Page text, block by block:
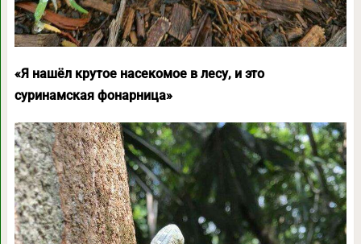
«Я нашёл крутое насекомое в лесу, и это
суринамская фонарница»